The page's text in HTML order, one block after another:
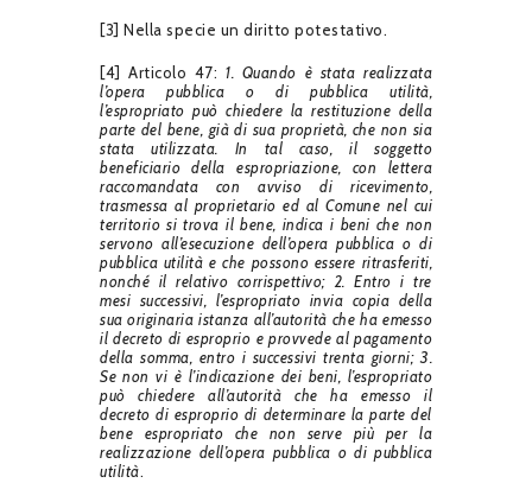
[3] Nella specie un diritto potestativo.
[4] Articolo 47:1. Quando è stata realizzata
l’opera pubblica o di pubblica utilità,
l’espropriato può chiedere la restituzione della
parte del bene, già di sua proprietà, che non sia
stata utilizzata. In tal caso, il soggetto
beneficiario della espropriazione, con lettera
raccomandata con avviso di ricevimento,
trasmessa al proprietario ed al Comune nel cui
territorio si trova il bene, indica i beni che non
servono all’esecuzione dell’opera pubblica o di
pubblica utilità e che possono essere ritrasferiti,
nonché il relativo corrispettivo; 2. Entro i tre
mesi successivi, l’espropriato invia copia della
sua originaria istanza all’autorità che ha emesso
il decreto di esproprio e provvede al pagamento
della somma, entro i successivi trenta giorni; 3.
Se non vi è l’indicazione dei beni, l’espropriato
può chiedere all’autorità che ha emesso il
decreto di esproprio di determinare la parte del
bene espropriato che non serve più per la
realizzazione dell’opera pubblica o di pubblica
utilità.